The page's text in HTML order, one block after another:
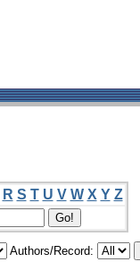
R S T U V W X Y Z
Authors/Record: